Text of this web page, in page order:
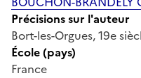
Précisions sur l'auteur
Bort-les-Orgues, 19e
École (pays)
France